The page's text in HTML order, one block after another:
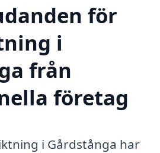
för
i
från
företag
i Gårdstånga har